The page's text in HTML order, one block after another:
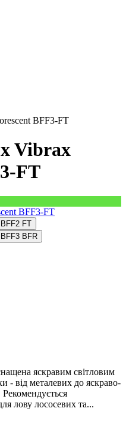
BFF3-FT
Vibrax
FT
FT
BFR
яскравим світловим
- від металевих до яскраво-
лову лососевих та...